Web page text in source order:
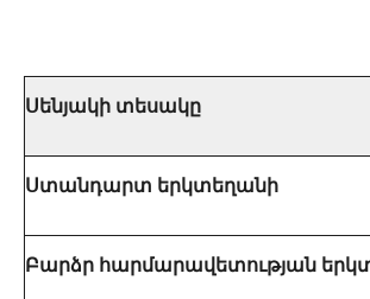
Սենյակի տեսակը
Ստանդարտ երկտեղանի
Բարձր հարմարավետության